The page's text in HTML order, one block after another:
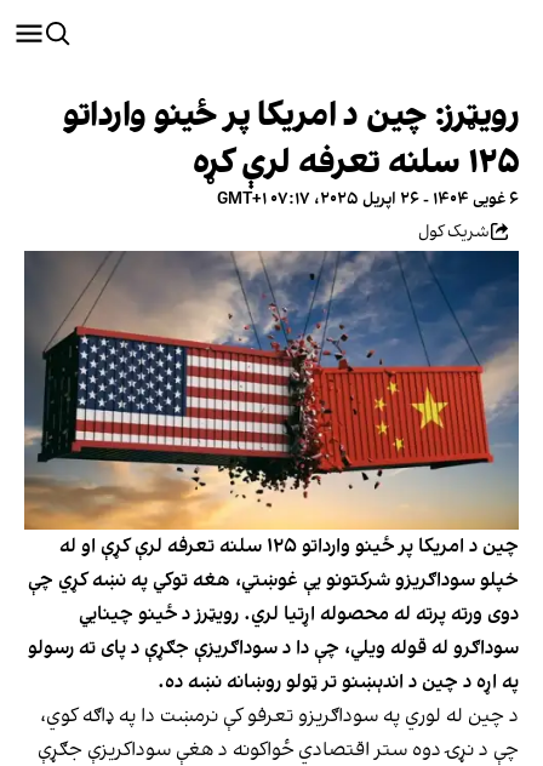
رویټرز: چین د امریکا پر ځینو وارداتو
۱۲۵ سلنه تعرفه لرې کړه
۶ غویی ۱۴۰۴ - ۲۶ اپریل ۲۰۲۵، ۰۷:۱۷ GMT+۱
شریک کول
چین د امریکا پر ځینو وارداتو ۱۲۵ سلنه تعرفه لرې کړې او له
خپلو سوداګریزو شرکتونو یې غوښتي، هغه توکي په نښه کړي چې
دوی ورته پرته له محصوله اړتیا لري. رویټرز د ځینو چینایي
سوداګرو له قوله ویلي، چې دا د سوداګریزې جګړې د پای ته رسولو
په اړه د چین د اندېښنو تر ټولو روښانه نښه ده.
د چین له لوري په سوداګریزو تعرفو کې نرمښت دا په ډاګه کوي،
چې د نړۍ دوه ستر اقتصادي ځواکونه د هغې سوداکریزې جګړې